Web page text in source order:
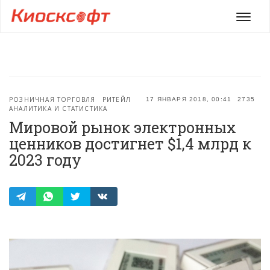
Меню
17 ЯНВАРЯ 2018, 00:41 2735
РОЗНИЧНАЯ ТОРГОВЛЯ
РИТЕЙЛ
АНАЛИТИКА И СТАТИСТИКА
Мировой рынок электронных
ценников достигнет $1,4 млрд к
2023 году